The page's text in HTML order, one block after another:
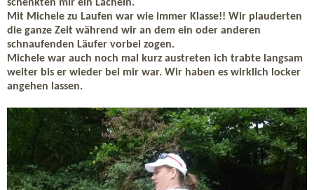
schenkten mir ein Lächeln.
Mit Michele zu Laufen war wie immer Klasse!! Wir plauderten
die ganze Zeit während wir an dem ein oder anderen
schnaufenden Läufer vorbei zogen.
Michele war auch noch mal kurz austreten ich trabte langsam
weiter bis er wieder bei mir war. Wir haben es wirklich locker
angehen lassen.